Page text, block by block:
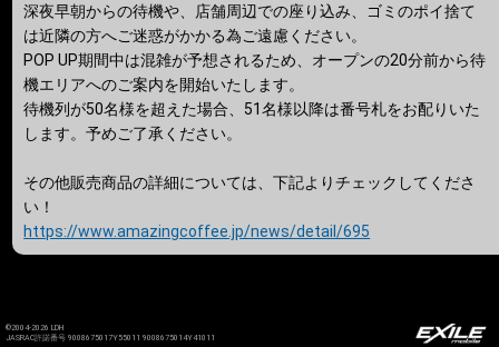
深夜早朝からの待機や、店舗周辺での座り込み、ゴミのポイ捨て
は近隣の方へご迷惑がかかる為ご遠慮ください。
POP UP期間中は混雑が予想されるため、オープンの20分前から待
機エリアへのご案内を開始いたします。
待機列が50名様を超えた場合、51名様以降は番号札をお配りいた
します。予めご了承ください。
その他販売商品の詳細については、下記よりチェックしてくださ
い！
https://www.amazingcoffee.jp/news/detail/695
©2004-2026 LDH
JASRAC許諾番号 9008675017Y55011 9008675014Y41011